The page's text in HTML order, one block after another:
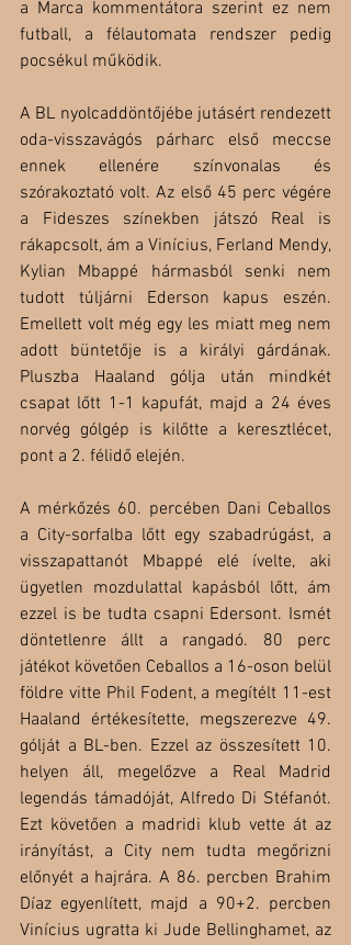
a Marca kommentátora szerint ez nem
futball, a félautomata rendszer pedig
pocsékul működik.
A BL nyolcaddöntőjébe jutásért rendezett
oda-visszavágós párharc első meccse
ennek ellenére színvonalas és
szórakoztató volt. Az első 45 perc végére
a Fideszes színekben játszó Real is
rákapcsolt, ám a Vinícius, Ferland Mendy,
Kylian Mbappé hármasból senki nem
tudott túljárni Ederson kapus eszén.
Emellett volt még egy les miatt meg nem
adott büntetője is a királyi gárdának.
Pluszba Haaland gólja után mindkét
csapat lőtt 1-1 kapufát, majd a 24 éves
norvég gólgép is kilőtte a keresztlécet,
pont a 2. félidő elején.
A mérkőzés 60. percében Dani Ceballos
a City-sorfalba lőtt egy szabadrúgást, a
visszapattanót Mbappé elé ívelte, aki
ügyetlen mozdulattal kapásból lőtt, ám
ezzel is be tudta csapni Edersont. Ismét
döntetlenre állt a rangadó. 80 perc
játékot követően Ceballos a 16-oson belül
földre vitte Phil Fodent, a megítélt 11-est
Haaland értékesítette, megszerezve 49.
gólját a BL-ben. Ezzel az összesített 10.
helyen áll, megelőzve a Real Madrid
legendás támadóját, Alfredo Di Stéfanót.
Ezt követően a madridi klub vette át az
irányítást, a City nem tudta megőrizni
előnyét a hajrára. A 86. percben Brahim
Díaz egyenlített, majd a 90+2. percben
Vinícius ugratta ki Jude Bellinghamet, az